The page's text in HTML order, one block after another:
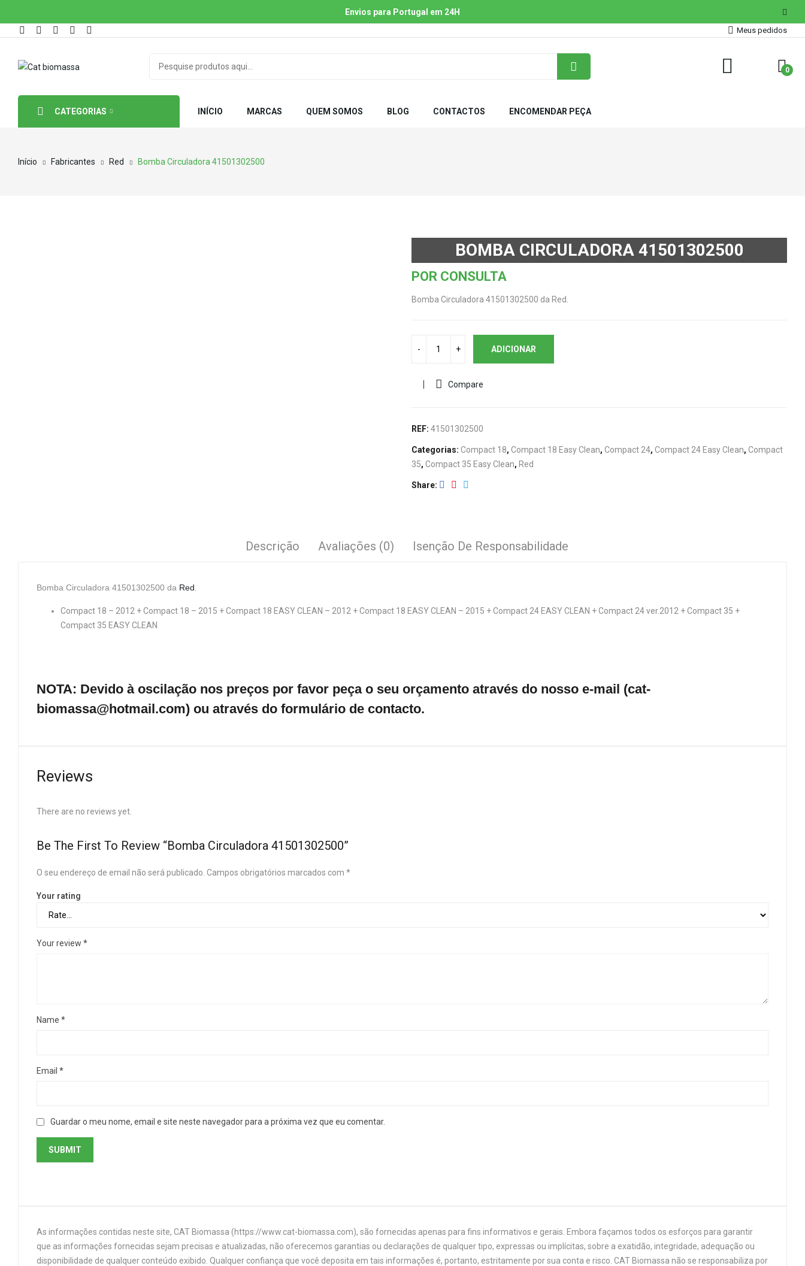
Envios para Portugal em 24H
Meus pedidos
0
CATEGORIAS INÍCIO MARCAS QUEM SOMOS BLOG CONTACTOS ENCOMENDAR PEÇA
Início Fabricantes Red Bomba Circuladora 41501302500
BOMBA CIRCULADORA 41501302500
POR CONSULTA
Bomba Circuladora 41501302500 da Red.
ADICIONAR
Compare
REF: 41501302500
Categorias: Compact 18, Compact 18 Easy Clean, Compact 24, Compact 24 Easy Clean, Compact
35, Compact 35 Easy Clean, Red
Share
Descrição Avaliações (0) Isenção De Responsabilidade
Bomba Circuladora 41501302500 da Red
Compact 18 – 2012 + Compact 18 – 2015 + Compact 18 EASY CLEAN – 2012 + Compact 18 EASY CLEAN – 2015 + Compact 24 EASY CLEAN + Compact 24 ver.2012 + Compact 35 +
Compact 35 EASY CLEAN
NOTA: Devido à oscilação nos preços por favor peça o seu orçamento através do nosso e-mail (cat-
biomassa@hotmail.com) ou através do formulário de contacto.
Reviews
There are no reviews yet.
Be The First To Review “Bomba Circuladora 41501302500”
O seu endereço de email não será publicado. Campos obrigatórios marcados com *
Your rating
Your review *
Name *
Email *
Guardar o meu nome, email e site neste navegador para a próxima vez que eu comentar.
As informações contidas neste site, CAT Biomassa (https://www.cat-biomassa.com), são fornecidas apenas para fins informativos e gerais. Embora façamos todos os esforços para garantir
que as informações fornecidas sejam precisas e atualizadas, não oferecemos garantias ou declarações de qualquer tipo, expressas ou implícitas, sobre a exatidão, integridade, adequação ou
disponibilidade de qualquer conteúdo exibido. Qualquer confiança que você deposita em tais informações é, portanto, estritamente por sua conta e risco. CAT Biomassa não se responsabiliza por